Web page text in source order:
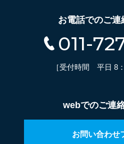
お電話でのご連
011-
［受付時間 平日 8
webでのご連
お問い合わせ